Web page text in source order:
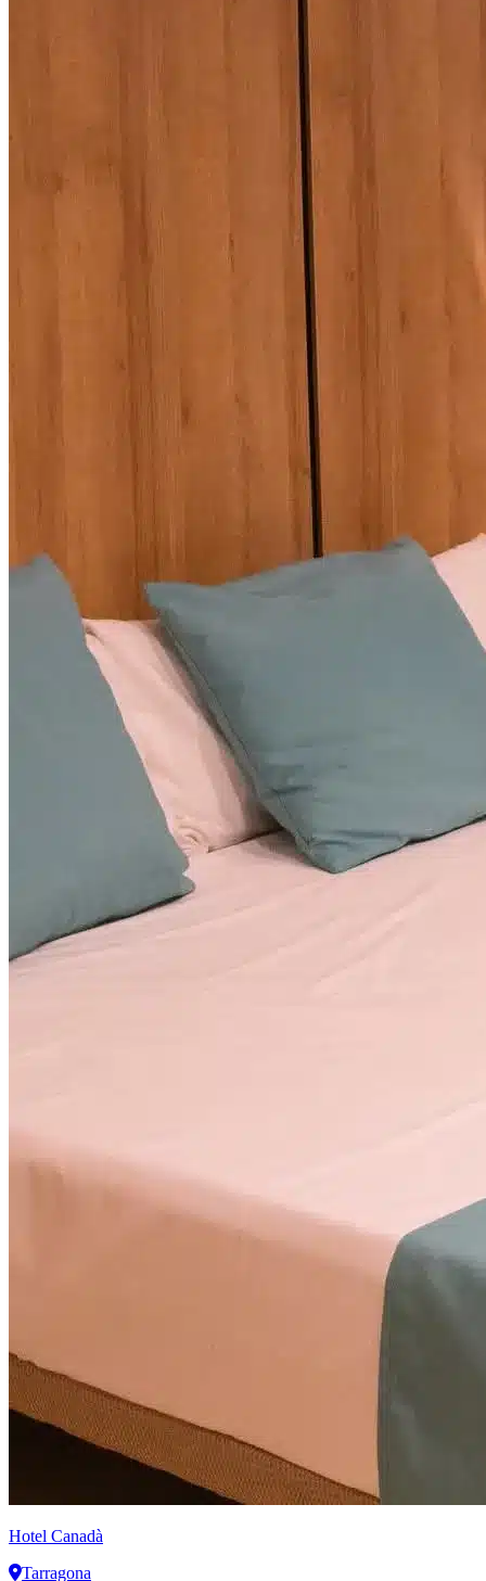
Hotel Canadà
Tarragona